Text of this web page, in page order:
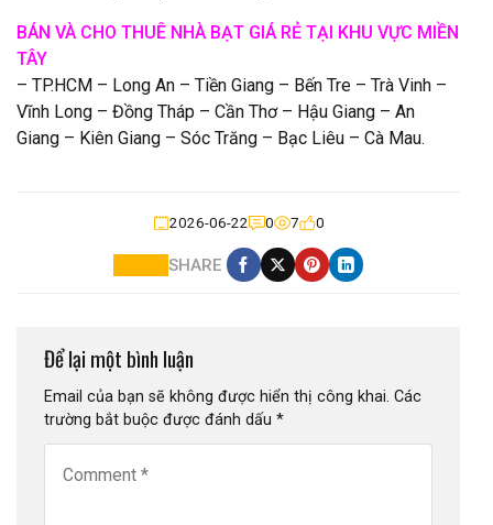
BÁN VÀ CHO THUÊ NHÀ BẠT GIÁ RẺ TẠI KHU VỰC MIỀN
TÂY
– TP.HCM – Long An – Tiền Giang – Bến Tre – Trà Vinh –
Vĩnh Long – Đồng Tháp – Cần Thơ – Hậu Giang – An
Giang – Kiên Giang – Sóc Trăng – Bạc Liêu – Cà Mau.
2026-06-22 0 7 0
SHARE
Để lại một bình luận
Email của bạn sẽ không được hiển thị công khai. Các
trường bắt buộc được đánh dấu *